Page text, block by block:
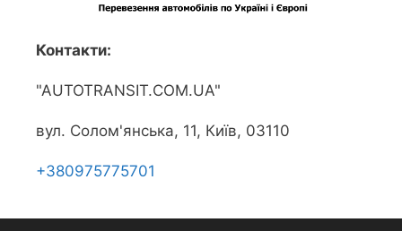
Контакти:
"AUTOTRANSIT.COM.UA"
вул. Солом'янська, 11, Київ, 03110
+380975775701